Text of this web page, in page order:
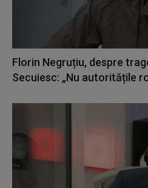
Florin Negruțiu, despre
Secuiesc: „Nu autoritățile